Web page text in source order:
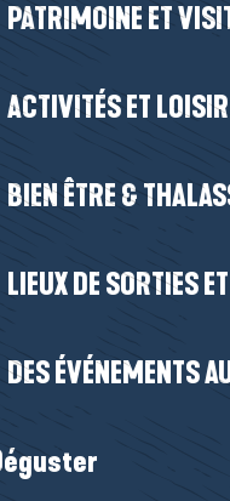
PATRIMOINE ET
ACTIVITÉS ET
BIEN ÊTRE &
LIEUX DE SORTIES
DES ÉVÉNEMENTS
nous